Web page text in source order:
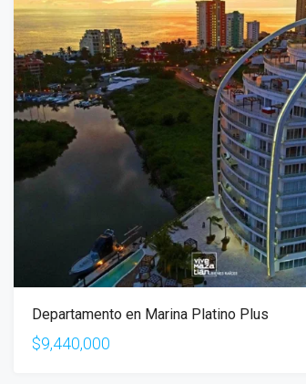
Departamento en Marina Platino Plus
$9,440,000